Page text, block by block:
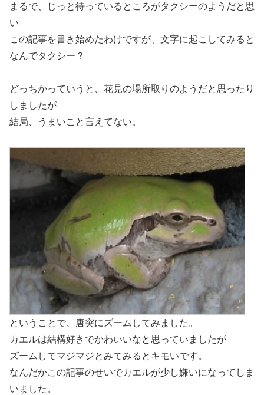
まるで、じっと待っているところがタクシーのようだと思
い
この記事を書き始めたわけですが、文字に起こしてみると
なんでタクシー？
どっちかっていうと、花見の場所取りのようだと思ったり
しましたが
結局、うまいこと言えてない。
ということで、唐突にズームしてみました。
カエルは結構好きでかわいいなと思っていましたが
ズームしてマジマジとみてみるとキモいです。
なんだかこの記事のせいでカエルが少し嫌いになってしま
いました。